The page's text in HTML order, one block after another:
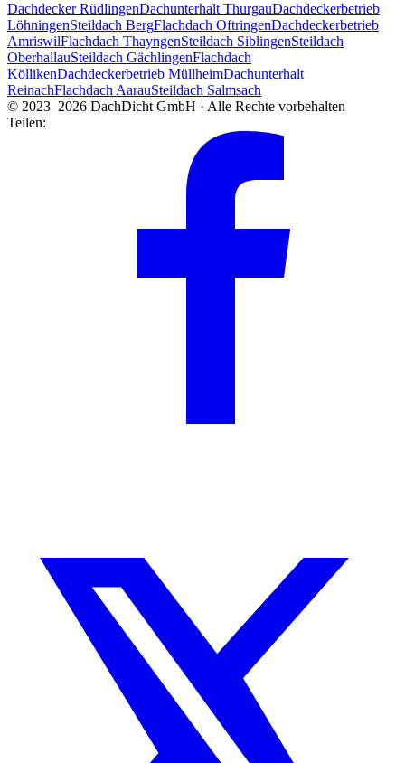
Dachdecker RüdlingenDachunterhalt ThurgauDachdeckerbetrieb
LöhningenSteildach BergFlachdach OftringenDachdeckerbetrieb
AmriswilFlachdach ThayngenSteildach SiblingenSteildach
OberhallauSteildach GächlingenFlachdach
KöllikenDachdeckerbetrieb MüllheimDachunterhalt
ReinachFlachdach AarauSteildach Salmsach
© 2023–2026 DachDicht GmbH · Alle Rechte vorbehalten
Teilen: